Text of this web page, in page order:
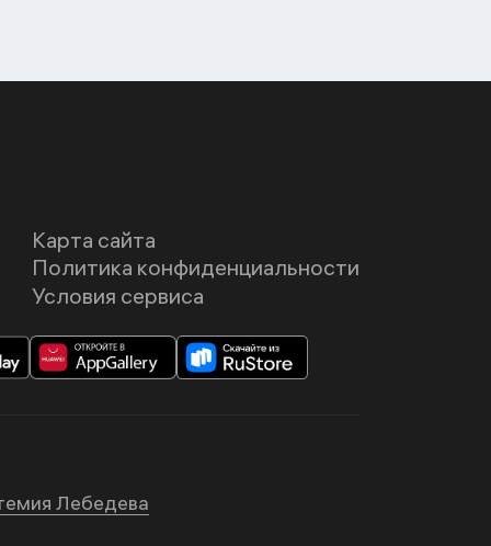
Карта сайта
Политика конфиденциальности
Условия сервиса
Лебедева